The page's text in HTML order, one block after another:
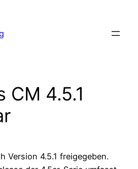
CM 4.5.1
Version 4.5.1 freigegeben.